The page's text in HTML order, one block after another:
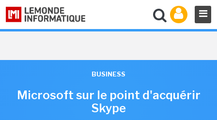
BUSINESS
Microsoft sur le point d'acquérir
Skype